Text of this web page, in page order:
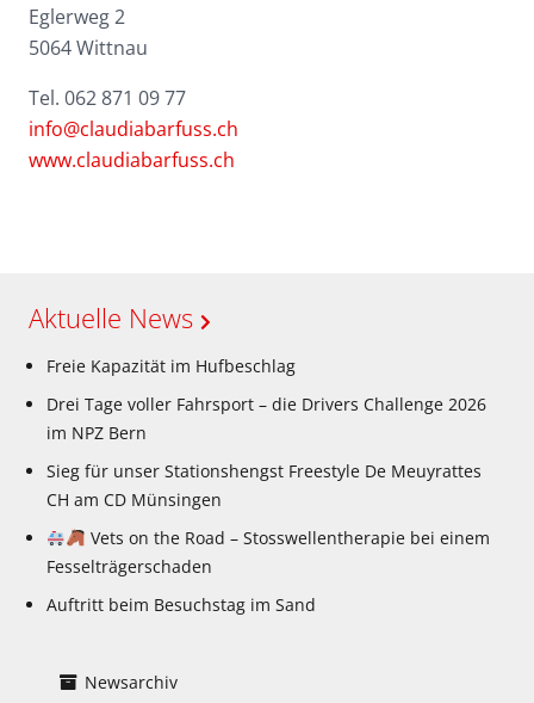
Eglerweg 2
5064 Wittnau
Tel. 062 871 09 77
info@claudiabarfuss.ch
www.claudiabarfuss.ch
Aktuelle News
Freie Kapazität im Hufbeschlag
Drei Tage voller Fahrsport – die Drivers Challenge 2026
im NPZ Bern
Sieg für unser Stationshengst Freestyle De Meuyrattes
CH am CD Münsingen
Vets on the Road – Stosswellentherapie bei einem
Fesselträgerschaden
Auftritt beim Besuchstag im Sand
Newsarchiv